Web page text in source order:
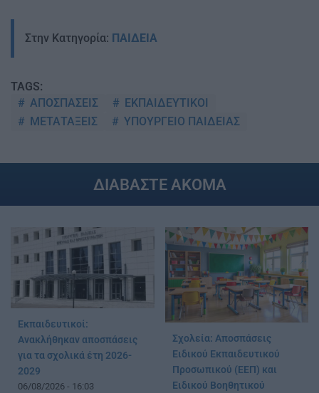
Στην Κατηγορία: ΠΑΙΔΕΙΑ
TAGS:
ΑΠΟΣΠΑΣΕΙΣ
ΕΚΠΑΙΔΕΥΤΙΚΟΙ
ΜΕΤΑΤΑΞΕΙΣ
ΥΠΟΥΡΓΕΙΟ ΠΑΙΔΕΙΑΣ
ΔΙΑΒΑΣΤΕ ΑΚΟΜΑ
Εκπαιδευτικοί:
Ανακλήθηκαν αποσπάσεις
για τα σχολικά έτη 2026-
2029
06/08/2026 - 16:03
Σχολεία: Αποσπάσεις
Ειδικού Εκπαιδευτικού
Προσωπικού (ΕΕΠ) και
Ειδικού Βοηθητικού